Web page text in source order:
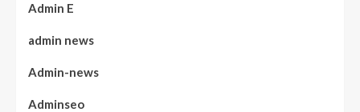
Admin E
admin news
Admin-news
Adminseo